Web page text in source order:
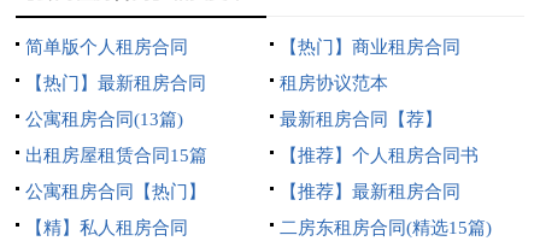
简单版个人租房合同
【热门】商业租房合同
【热门】最新租房合同
租房协议范本
公寓租房合同(13篇)
最新租房合同【荐】
出租房屋租赁合同15篇
【推荐】个人租房合同书
公寓租房合同【热门】
【推荐】最新租房合同
【精】私人租房合同
二房东租房合同(精选15篇)